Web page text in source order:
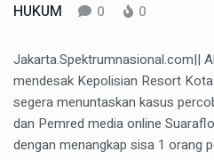
HUKUM 0 0
Jakarta.Spektrumnasional.com||
mendesak Kepolisian Resort
segera menuntaskan kasus
dan Pemred media online
dengan menangkap sisa 1 orang